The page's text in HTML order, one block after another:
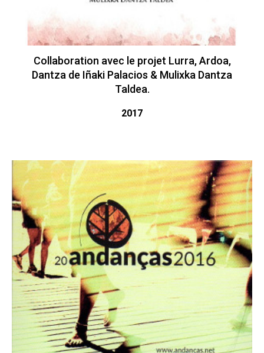
Collaboration avec le projet Lurra, Ardoa,
Dantza de Iñaki Palacios & Mulixka Dantza
Taldea.
2017